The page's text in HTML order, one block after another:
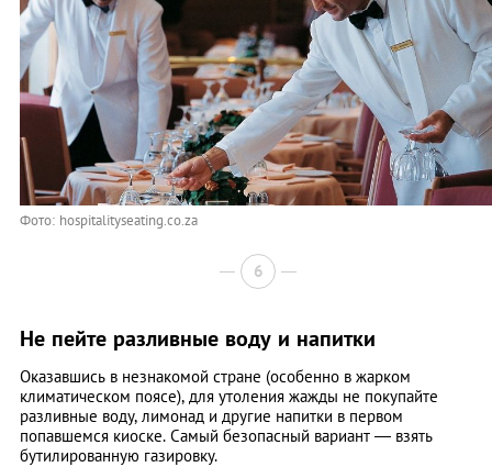
Фото: hospitalityseating.co.za
6
Не пейте разливные воду и напитки
Оказавшись в незнакомой стране (особенно в жарком
климатическом поясе), для утоления жажды не покупайте
разливные воду, лимонад и другие напитки в первом
попавшемся киоске. Самый безопасный вариант — взять
бутилированную газировку.